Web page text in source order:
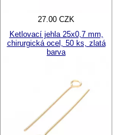
27.00 CZK
Ketlovací jehla 25x0,7 mm,
chirurgická ocel, 50 ks, zlatá
barva